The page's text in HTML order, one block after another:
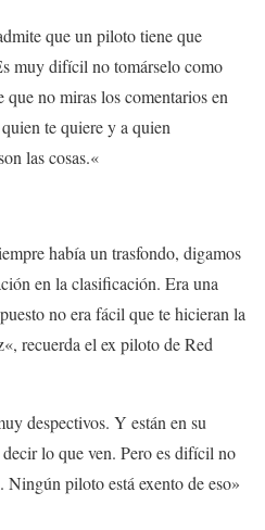
que un piloto tiene que
muy difícil no tomárselo como
no miras los comentarios en
te quiere y a quien
las cosas.«
había un trasfondo, digamos
en la clasificación. Era una
no era fácil que te hicieran la
recuerda el ex piloto de Red
despectivos. Y están en su
lo que ven. Pero es difícil no
piloto está exento de eso»